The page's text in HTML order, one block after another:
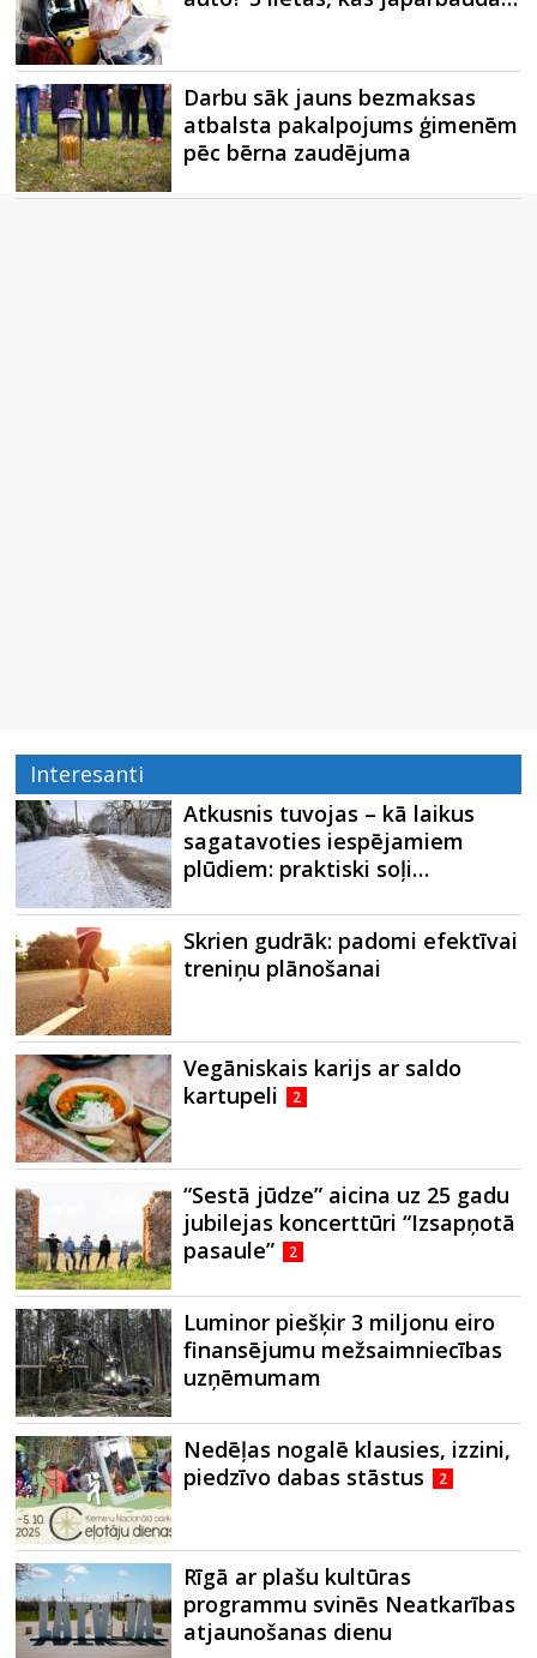
Darbu sāk jauns bezmaksas
atbalsta pakalpojums ģimenēm
pēc bērna zaudējuma
Interesanti
Atkusnis tuvojas – kā laikus
sagatavoties iespējamiem
plūdiem: praktiski soļi…
Skrien gudrāk: padomi efektīvai
treniņu plānošanai
Vegāniskais karijs ar saldo
kartupeli
2
“Sestā jūdze” aicina uz 25 gadu
jubilejas koncerttūri “Izsapņotā
pasaule”
2
Luminor piešķir 3 miljonu eiro
finansējumu mežsaimniecības
uzņēmumam
Nedēļas nogalē klausies, izzini,
piedzīvo dabas stāstus
2
Rīgā ar plašu kultūras
programmu svinēs Neatkarības
atjaunošanas dienu